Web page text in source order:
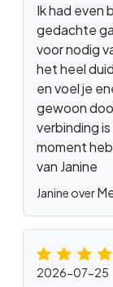
Ik had even
gedachte
voor nodig
het heel
en voel je
gewoon
verbinding
moment
van Janine
Janine over
2026-07-25